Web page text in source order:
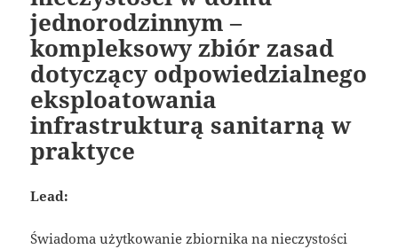
jednorodzinnym –
kompleksowy zbiór zasad
dotyczący odpowiedzialnego
eksploatowania
infrastrukturą sanitarną w
praktyce
Lead:
Świadoma użytkowanie zbiornika na nieczystości